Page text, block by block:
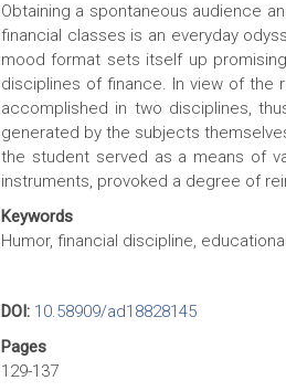
Obtaining a spontaneous audience
financial classes is an everyday
mood format sets itself up
disciplines of finance. In view of
accomplished in two disciplines,
generated by the subjects
the student served as a means of
instruments, provoked a degree of
Keywords
Humor, financial discipline,
DOI: 10.58909/ad18828145
Pages
129-137